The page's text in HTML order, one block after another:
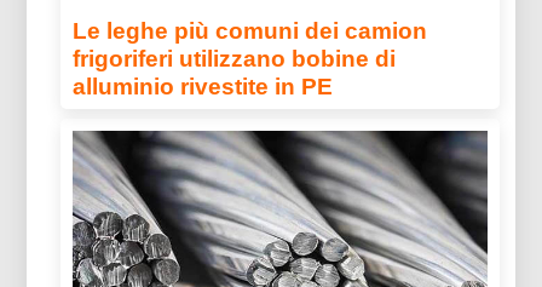
Le leghe più comuni dei camion
frigoriferi utilizzano bobine di
alluminio rivestite in PE
Scopri le leghe comuni dei camion frigoriferi
utilizzati con bobine di alluminio rivestite in PE,
tra cui 3003, 3004, E 3105. Progettato per
un'eccellente resistenza alla corrosione,
Formabilità, e prestazioni all'aperto di lunga